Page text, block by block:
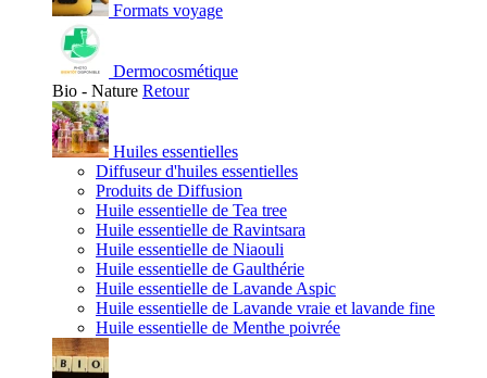
Formats voyage
Dermocosmétique
Bio - Nature Retour
Huiles essentielles
Diffuseur d'huiles essentielles
Produits de Diffusion
Huile essentielle de Tea tree
Huile essentielle de Ravintsara
Huile essentielle de Niaouli
Huile essentielle de Gaulthérie
Huile essentielle de Lavande Aspic
Huile essentielle de Lavande vraie et lavande fine
Huile essentielle de Menthe poivrée